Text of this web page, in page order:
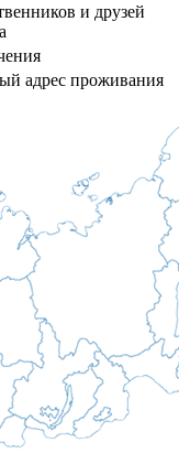
и друзей
адрес проживания